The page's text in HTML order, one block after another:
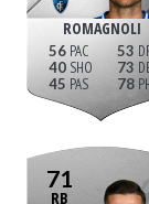
ROMAGNOLI
56
40
45
53
73
78
71
RB